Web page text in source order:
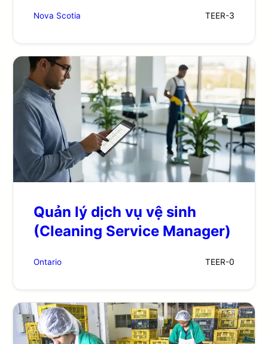
Nova Scotia TEER-3
Quản lý dịch vụ vệ sinh
(Cleaning Service Manager)
Ontario TEER-0